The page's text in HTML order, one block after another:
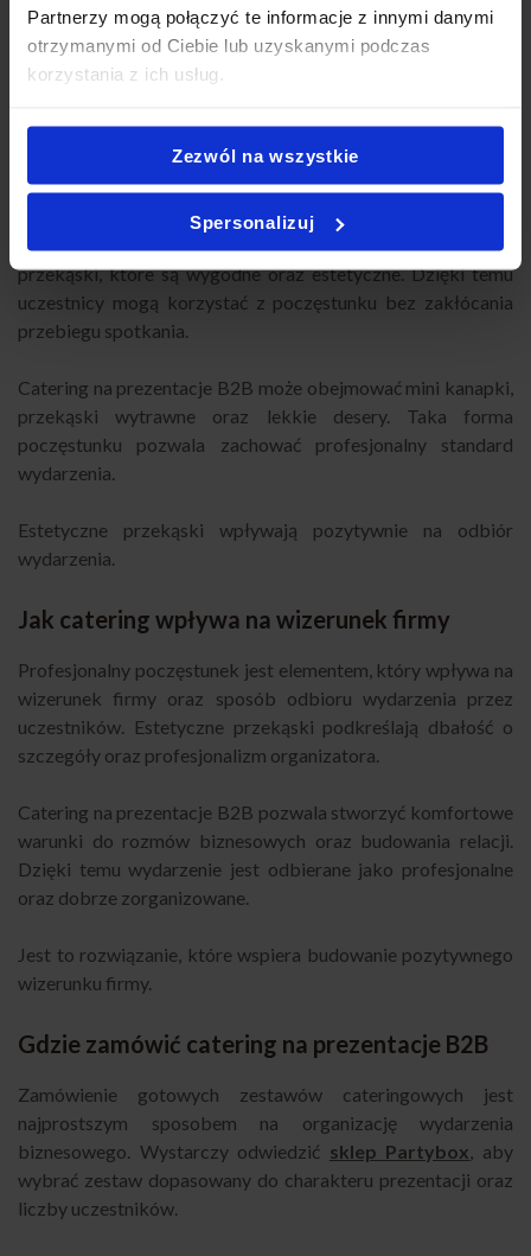
Partnerzy mogą połączyć te informacje z innymi danymi
otrzymanymi od Ciebie lub uzyskanymi podczas
korzystania z ich usług.
Zezwól na wszystkie
Spersonalizuj
uczestnikach wydarzenia.
Takie rozwiązanie pozwala uniknąć problemów
Jakie przekąski sprawdzają się podczas
prezentacji biznesowych
Podczas wydarzeń biznesowych najlepiej sprawdzają się
przekąski, które są wygodne oraz estetyczne. Dzięki temu
uczestnicy mogą korzystać z poczęstunku bez zakłócania
przebiegu spotkania.
Catering na prezentacje B2B może obejmować mini kanapki,
przekąski wytrawne oraz lekkie desery. Taka forma
poczęstunku pozwala zachować profesjonalny standard
wydarzenia.
Estetyczne przekąski wpływają pozytywnie na odbiór
wydarzenia.
Jak catering wpływa na wizerunek firmy
Profesjonalny poczęstunek jest elementem, który wpływa na
wizerunek firmy oraz sposób odbioru wydarzenia przez
uczestników. Estetyczne przekąski podkreślają dbałość o
szczegóły oraz profesjonalizm organizatora.
Catering na prezentacje B2B pozwala stworzyć komfortowe
warunki do rozmów biznesowych oraz budowania relacji.
Dzięki temu wydarzenie jest odbierane jako profesjonalne
oraz dobrze zorganizowane.
Jest to rozwiązanie, które wspiera budowanie pozytywnego
wizerunku firmy.
Gdzie zamówić catering na prezentacje B2B
Zamówienie gotowych zestawów cateringowych jest
najprostszym sposobem na organizację wydarzenia
biznesowego. Wystarczy odwiedzić sklep Partybox, aby
wybrać zestaw dopasowany do charakteru prezentacji oraz
liczby uczestników.